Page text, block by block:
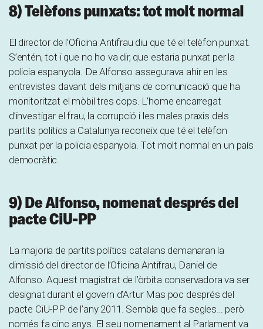
8) Telèfons punxats: tot molt normal
El director de l’Oficina Antifrau diu que té el telèfon punxat.
S’entén, tot i que no ho va dir, que estaria punxat per la
policia espanyola. De Alfonso assegurava ahir en les
entrevistes davant dels mitjans de comunicació que ha
monitoritzat el mòbil tres cops. L’home encarregat
d’investigar el frau, la corrupció i les males praxis dels
partits polítics a Catalunya reconeix que té el telèfon
punxat per la policia espanyola. Tot molt normal en un país
democràtic.
9) De Alfonso, nomenat després del
pacte CiU-PP
La majoria de partits polítics catalans demanaran la
dimissió del director de l’Oficina Antifrau, Daniel de
Alfonso. Aquest magistrat de l’òrbita conservadora va ser
designat durant el govern d’Artur Mas poc després del
pacte CiU-PP de l’any 2011. Sembla que fa segles… però
només fa cinc anys. El seu nomenament al Parlament va